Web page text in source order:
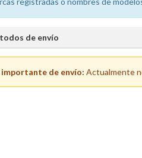
de envío
importante de envío: Actualmente